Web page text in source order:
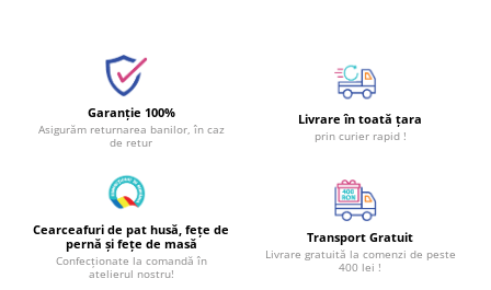
Garanție 100%
Asigurăm returnarea banilor, în caz
de retur
Livrare în toată țara
prin curier rapid !
Cearceafuri de pat husă, fețe de
pernă și fețe de masă
Confecționate la comandă în
atelierul nostru!
Transport Gratuit
Livrare gratuită la comenzi de peste
400 lei !